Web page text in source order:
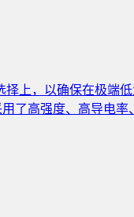
上，以确保在极端
了高强度、高导电